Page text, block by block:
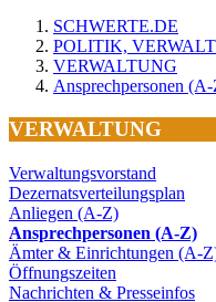
SCHWERTE.DE
POLITIK,
VERWALTUNG
Ansprechpersonen
VERWALTUNG
Verwaltungsvorstand
Dezernatsverteilungsplan
Anliegen (A-Z)
Ansprechpersonen (A-Z)
Ämter & Einrichtungen (A-
Öffnungszeiten
Nachrichten & Presseinfos